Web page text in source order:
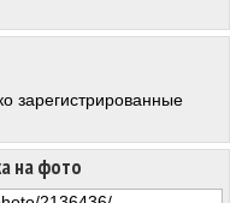
на фото
зарегистрированные